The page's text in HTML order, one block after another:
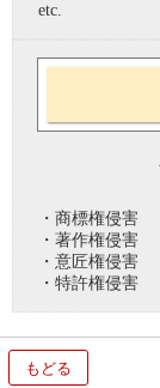
etc.
・商標権侵害
・著作権侵害
・意匠権侵害
・特許権侵害
もどる